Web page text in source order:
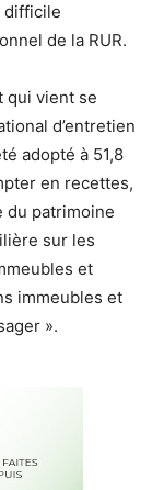
difficile
de la RUR.
qui vient se
d’entretien
adopté à 51,8
en recettes,
du patrimoine
sur les
et
immeubles et
».